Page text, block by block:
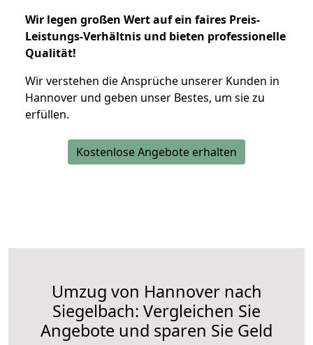
Wir legen großen Wert auf ein faires Preis-
Leistungs-Verhältnis und bieten professionelle
Qualität!
Wir verstehen die Ansprüche unserer Kunden in
Hannover und geben unser Bestes, um sie zu
erfüllen.
Kostenlose Angebote erhalten
Umzug von Hannover nach
Siegelbach: Vergleichen Sie
Angebote und sparen Sie Geld